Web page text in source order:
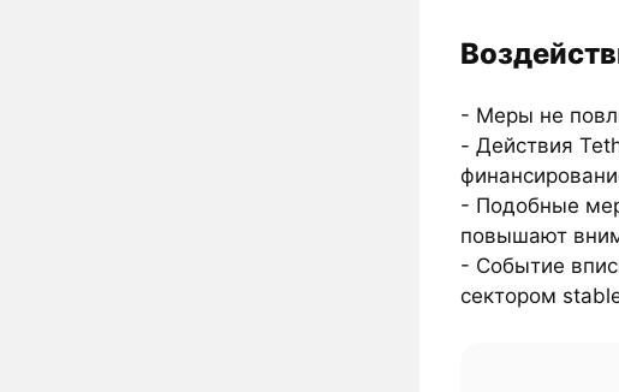
- Меры не
- Действия
- Подобные
повышают
- Событие
сектором